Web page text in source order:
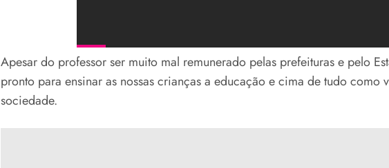
Apesar do professor ser muito mal remunerado pelas prefeituras e pelo
pronto para ensinar as nossas crianças a educação e cima de tudo
sociedade.